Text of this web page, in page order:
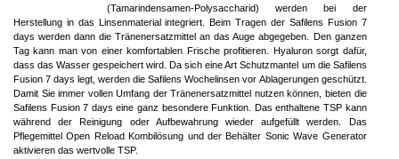
(Tamarindensamen-Polysaccharid) werden bei der
Herstellung in das Linsenmaterial integriert. Beim Tragen der Safilens Fusion 7
days werden dann die Tränenersatzmittel an das Auge abgegeben. Den ganzen
Tag kann man von einer komfortablen Frische profitieren. Hyaluron sorgt dafür,
dass das Wasser gespeichert wird. Da sich eine Art Schutzmantel um die Safilens
Fusion 7 days legt, werden die Safilens Wochelinsen vor Ablagerungen geschützt.
Damit Sie immer vollen Umfang der Tränenersatzmittel nutzen können, bieten die
Safilens Fusion 7 days eine ganz besondere Funktion. Das enthaltene TSP kann
während der Reinigung oder Aufbewahrung wieder aufgefüllt werden. Das
Pflegemittel Open Reload Kombilösung und der Behälter Sonic Wave Generator
aktivieren das wertvolle TSP.